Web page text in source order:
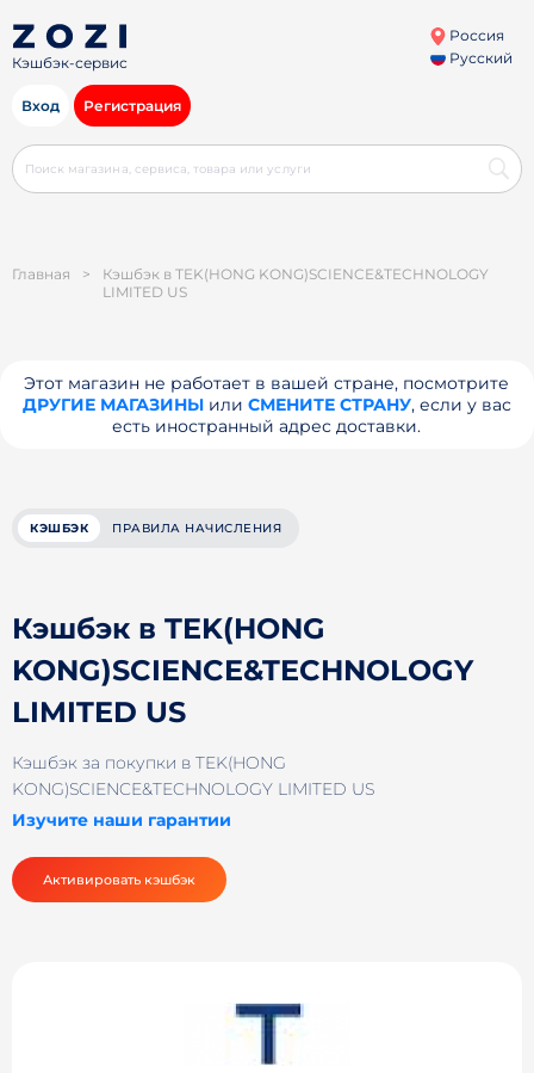
Кэшбэк-сервис
Россия
Русский
Вход Регистрация
Главная >
Кэшбэк в TEK(HONG KONG)SCIENCE&TECHNOLOGY
LIMITED US
Этот магазин не работает в вашей стране, посмотрите
ДРУГИЕ МАГАЗИНЫили СМЕНИТЕ СТРАНУ, если у вас
есть иностранный адрес доставки.
КЭШБЭК ПРАВИЛА НАЧИСЛЕНИЯ
Кэшбэк в TEK(HONG
KONG)SCIENCE&TECHNOLOGY
LIMITED US
Кэшбэк за покупки в TEK(HONG
KONG)SCIENCE&TECHNOLOGY LIMITED US
Изучите наши гарантии
Активировать кэшбэк